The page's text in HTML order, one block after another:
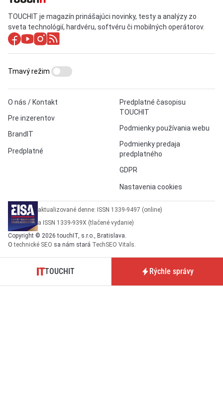
TOUCHIT je magazín prinášajúci novinky, testy a analýzy zo
sveta technológií, hardvéru, softvéru či mobilných operátorov.
O nás / Kontakt
Pre inzerentov
BrandIT
Predplatné
Predplatné časopisu
TOUCHIT
Podmienky používania webu
Podmienky predaja
predplatného
GDPR
Nastavenia cookies
Tmavý režim
aktualizované denne: ISSN 1339-9497 (online)
a ISSN 1339-939X (tlačené vydanie)
Copyright © 2026 touchIT, s.r.o., Bratislava.
Otechnické SEO sa nám stará TechSEO Vitals.
TOUCHIT Rýchle správy